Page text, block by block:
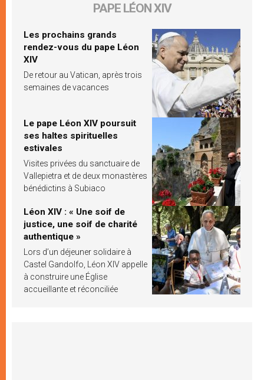
PAPE LÉON XIV
Les prochains grands
rendez-vous du pape Léon
XIV
De retour au Vatican, après trois
semaines de vacances
Le pape Léon XIV poursuit
ses haltes spirituelles
estivales
Visites privées du sanctuaire de
Vallepietra et de deux monastères
bénédictins à Subiaco
Léon XIV : « Une soif de
justice, une soif de charité
authentique »
Lors d’un déjeuner solidaire à
Castel Gandolfo, Léon XIV appelle
à construire une Église
accueillante et réconciliée